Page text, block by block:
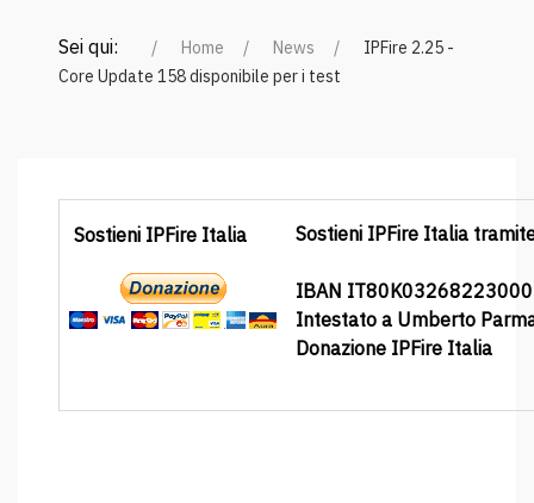
Sei qui: Home News
IPFire 2.25 -
Core Update 158 disponibile per i test
Sostieni IPFire Italia Sostieni IPFire Italia
IBAN
Intestato a Umberto
Donazione IPFire Italia